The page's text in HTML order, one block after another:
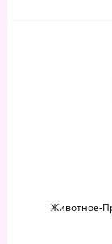
Животное-